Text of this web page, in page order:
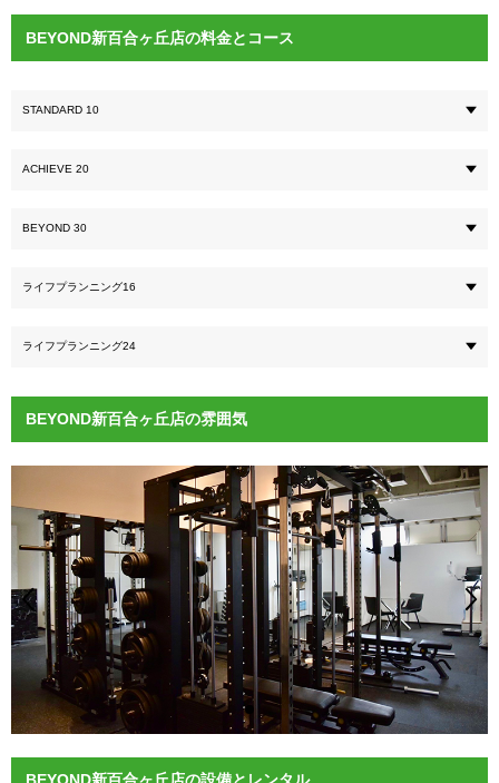
BEYOND新百合ヶ丘店の料金とコース
STANDARD 10
ACHIEVE 20
BEYOND 30
ライフプランニング16
ライフプランニング24
BEYOND新百合ヶ丘店の雰囲気